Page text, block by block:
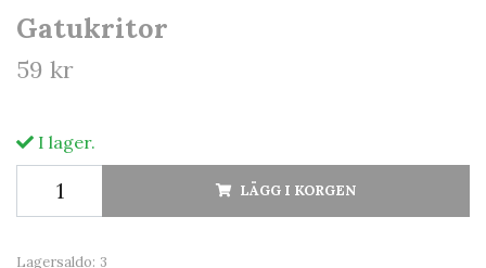
Gatukritor
59 kr
I lager.
LÄGG I KORGEN
Lagersaldo: 3